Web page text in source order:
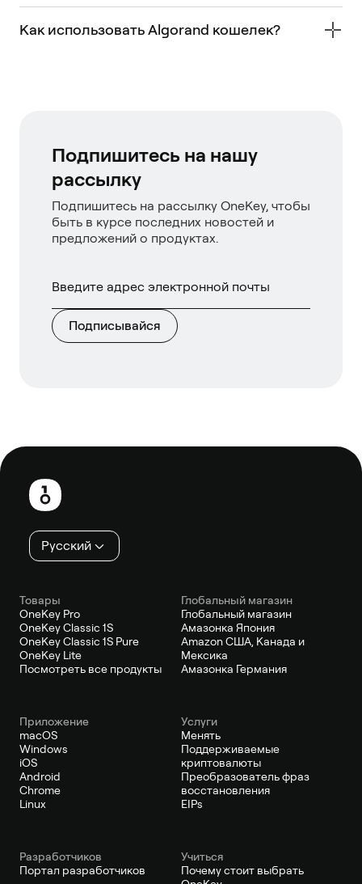
Как использовать Algorand кошелек?
Подпишитесь на нашу
рассылку
Подпишитесь на рассылку OneKey, чтобы
быть в курсе последних новостей и
предложений о продуктах.
Подписывайся
Нижний
колонтитул
Русский
Товары
OneKey Pro
OneKey Classic 1S
OneKey Classic 1S Pure
OneKey Lite
Посмотреть все продукты
Глобальный магазин
Глобальный магазин
Амазонка Япония
Amazon США, Канада и
Мексика
Амазонка Германия
Приложение
macOS
Windows
iOS
Android
Chrome
Linux
Услуги
Менять
Поддерживаемые
криптовалюты
Преобразователь фраз
восстановления
EIPs
Pазработчиков
Портал разработчиков
Учиться
Почему стоит выбрать